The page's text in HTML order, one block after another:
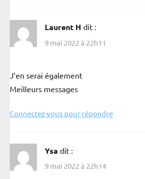
Laurent H dit :
9 mai 2022 à 22h11
J’en serai également
Meilleurs messages
Connectez-vous pour répondre
Ysa dit :
9 mai 2022 à 22h14